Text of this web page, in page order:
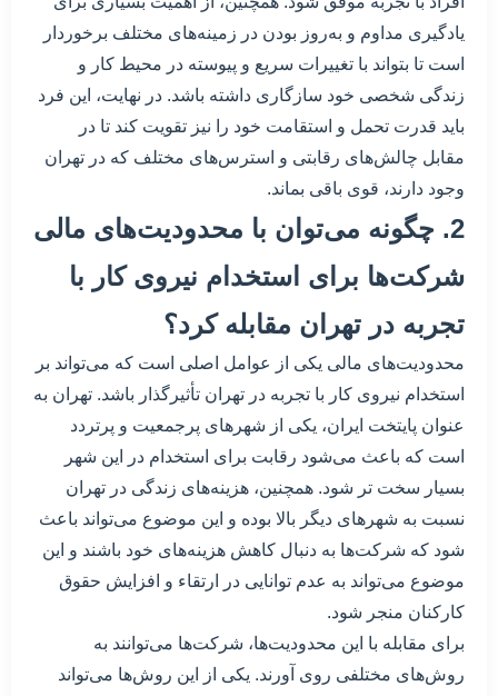
یادگیری مداوم و به‌روز بودن در زمینه‌های مختلف برخوردار
است تا بتواند با تغییرات سریع و پیوسته در محیط کار و
زندگی شخصی خود سازگاری داشته باشد. در نهایت، این فرد
باید قدرت تحمل و استقامت خود را نیز تقویت کند تا در
مقابل چالش‌های رقابتی و استرس‌های مختلف که در تهران
وجود دارند، قوی باقی بماند.
2. چگونه می‌توان با محدودیت‌های مالی
شرکت‌ها برای استخدام نیروی کار با
تجربه در تهران مقابله کرد؟
محدودیت‌های مالی یکی از عوامل اصلی است که می‌تواند بر
استخدام نیروی کار با تجربه در تهران تأثیرگذار باشد. تهران به
عنوان پایتخت ایران، یکی از شهرهای پرجمعیت و پرتردد
است که باعث می‌شود رقابت برای استخدام در این شهر
بسیار سخت تر شود. همچنین، هزینه‌های زندگی در تهران
نسبت به شهرهای دیگر بالا بوده و این موضوع می‌تواند باعث
شود که شرکت‌ها به دنبال کاهش هزینه‌های خود باشند و این
موضوع می‌تواند به عدم توانایی در ارتقاء و افزایش حقوق
کارکنان منجر شود.
برای مقابله با این محدودیت‌ها، شرکت‌ها می‌توانند به
روش‌های مختلفی روی آورند. یکی از این روش‌ها می‌تواند